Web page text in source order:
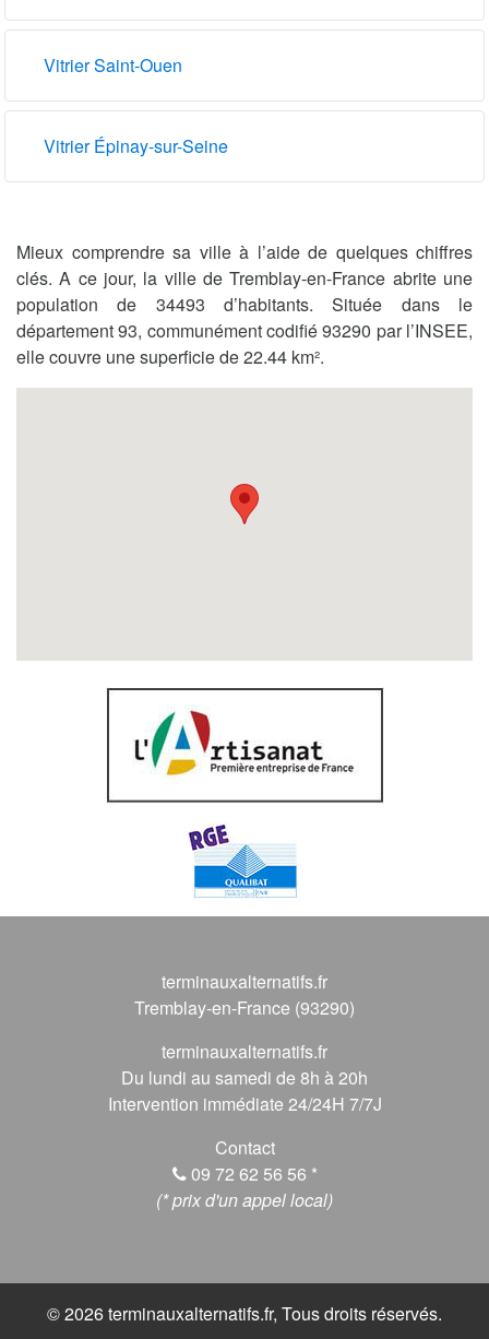
Vitrier Saint-Ouen
Vitrier Épinay-sur-Seine
Mieux comprendre sa ville à l’aide de quelques chiffres
clés. A ce jour, la ville de Tremblay-en-France abrite une
population de 34493 d’habitants. Située dans le
département 93, communément codifié 93290 par l’INSEE,
elle couvre une superficie de 22.44 km².
terminauxalternatifs.fr
Tremblay-en-France (93290)
terminauxalternatifs.fr
Du lundi au samedi de 8h à 20h
Intervention immédiate 24/24H 7/7J
Contact
09 72 62 56 56 *
(* prix d'un appel local)
© 2026 terminauxalternatifs.fr, Tous droits réservés.